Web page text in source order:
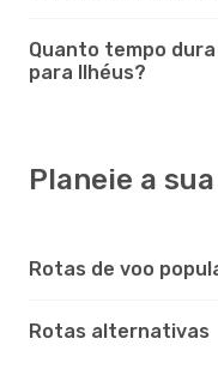
Quanto tempo
para Ilhéus?
Planeie a
Rotas de voo
Rotas alternativas